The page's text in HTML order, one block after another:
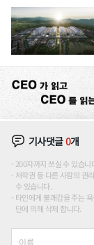
기사댓글0개
200자까지 쓰실 수 있습
저작권 등 다른 사람의 권
수 있습니다.
타인에게 불쾌감을 주는
단에 의해 삭제 합니다.